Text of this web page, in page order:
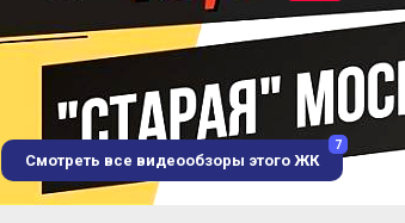
Смотреть все видеообзоры этого ЖК
7